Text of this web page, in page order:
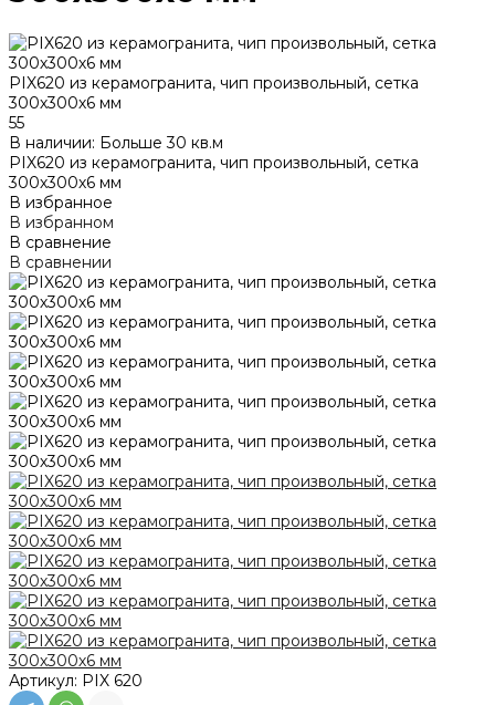
PIX620 из керамогранита, чип произвольный, сетка
300х300х6 мм
55
В наличии: Больше 30 кв.м
PIX620 из керамогранита, чип произвольный, сетка
300х300х6 мм
В избранное
В избранном
В сравнение
В сравнении
Артикул: PIX 620